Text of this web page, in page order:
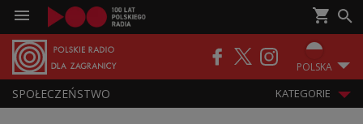
POLSKA
SPOŁECZEŃSTWO KATEGORIE